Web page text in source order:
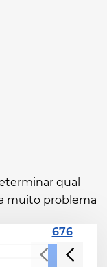
qual
muito problema